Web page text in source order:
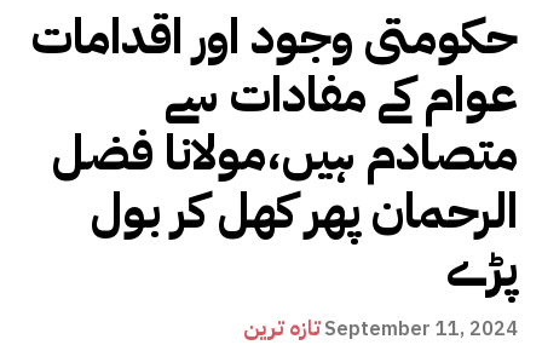
حکومتی وجود اور اقدامات
عوام کے مفادات سے
متصادم ہیں،مولانا فضل
الرحمان پھر کھل کر بول
پڑے
تازہ ترینSeptember 11, 2024